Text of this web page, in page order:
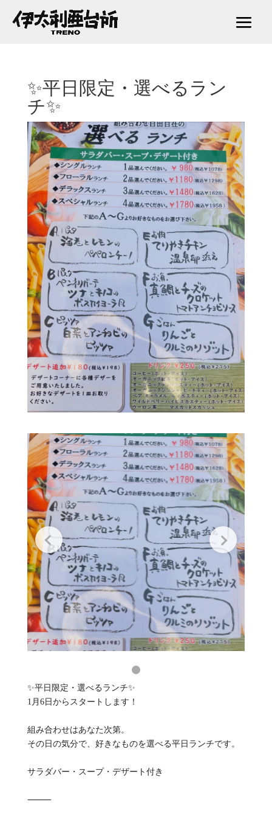
✨平日限定・選べるラン
チ✨
✨平日限定・選べるランチ✨
1月6日からスタートします！
組み合わせはあなた次第。
その日の気分で、好きなものを選べる平日ランチです。
サラダバー・スープ・デザート付き
⸻